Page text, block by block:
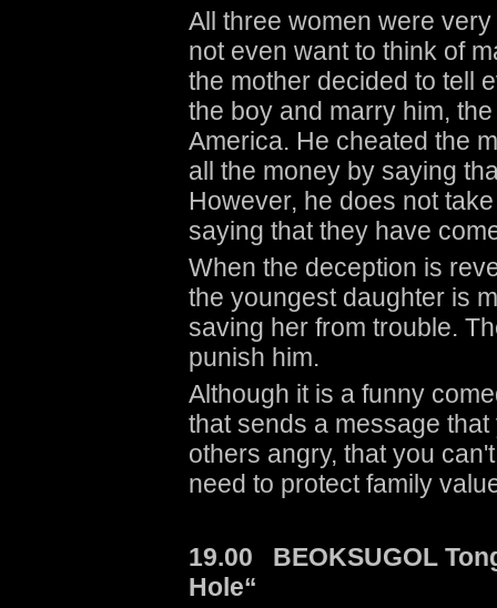
All three women were
not even want to think of
the mother decided to tell
the boy and marry him,
America. He cheated the
all the money by saying
However, he does not
saying that they have
When the deception is
the youngest daughter is
saving her from trouble.
punish him.
Although it is a funny
that sends a message
others angry, that you
need to protect family
19.00 BEOKSUGOL
Hole“